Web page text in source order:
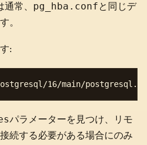
常、 pg_hba.confと同じデ
。
:
パラメーターを見つけ、リモ
続する必要がある場合にのみ